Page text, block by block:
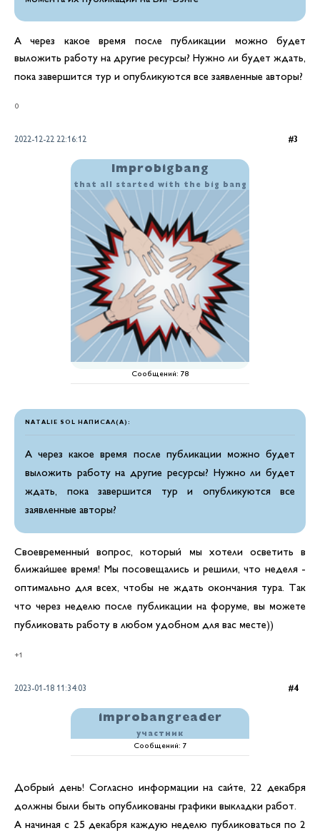
А через какое время после публикации можно будет
выложить работу на другие ресурсы? Нужно ли будет ждать,
пока завершится тур и опубликуются все заявленные авторы?
0
3
2022-12-22 22:16:12
Improbigbang
that all started with the big bang
Сообщений: 78
NATALIE SOL НАПИСАЛ(А):
А через какое время после публикации можно будет
выложить работу на другие ресурсы? Нужно ли будет
ждать, пока завершится тур и опубликуются все
заявленные авторы?
Своевременный вопрос, который мы хотели осветить в
ближайшее время! Мы посовещались и решили, что неделя -
оптимально для всех, чтобы не ждать окончания тура. Так
что через неделю после публикации на форуме, вы можете
публиковать работу в любом удобном для вас месте))
+1
4
2023-01-18 11:34:03
improbangreader
участник
Сообщений: 7
Добрый день! Согласно информации на сайте, 22 декабря
должны были быть опубликованы графики выкладки работ.
А начиная с 25 декабря каждую неделю публиковаться по 2